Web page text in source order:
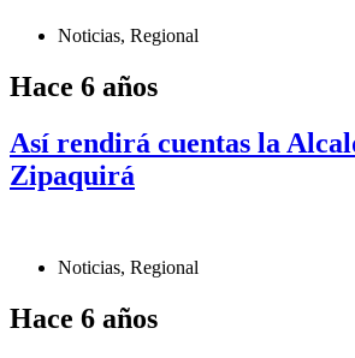
Noticias, Regional
Hace 6 años
Así rendirá cuentas la
Zipaquirá
Noticias, Regional
Hace 6 años